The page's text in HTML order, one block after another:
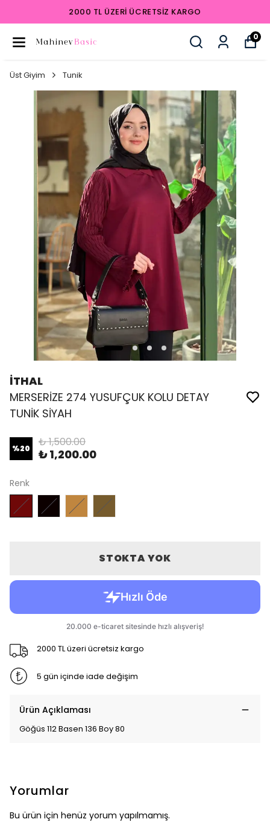
2000 TL ÜZERI ÜCRETSIZ KARGO
0
Üst Giyim Tunik
İTHAL
MERSERİZE 274 YUSUFÇUK KOLU DETAY
TUNİK SİYAH
%20 ₺ 1,500.00
₺ 1,200.00
Renk
STOKTA YOK
2000 TL üzeri ücretsiz kargo
5 gün içinde iade değişim
Ürün Açıklaması
Göğüs 112 Basen 136 Boy 80
Yorumlar
Bu ürün için henüz yorum yapılmamış.